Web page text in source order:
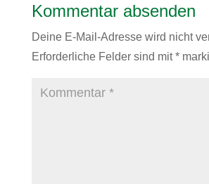
Kommentar absenden
Deine E-Mail-Adresse wird nicht
Erforderliche Felder sind mit*